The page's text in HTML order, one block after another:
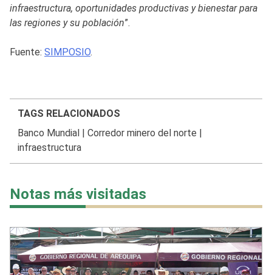
infraestructura, oportunidades productivas y bienestar para
las regiones y su población”.
Fuente: SIMPOSIO.
TAGS RELACIONADOS
Banco Mundial
Corredor minero del norte
infraestructura
Notas más visitadas